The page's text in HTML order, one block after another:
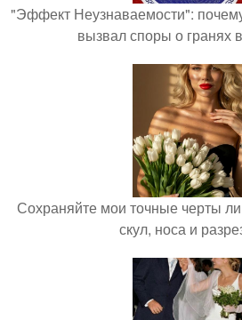
"Эффект Неузнаваемости":
вызвал споры о гранях
Сохраняйте мои точные черты
скул, носа и